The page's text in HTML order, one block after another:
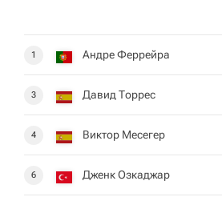
1 Андре Феррейра
3 Давид Торрес
4 Виктор Месегер
6 Дженк Озкаджар